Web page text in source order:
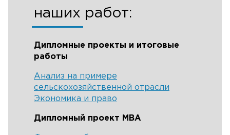
наших работ:
Дипломные проекты и итоговые
работы
Анализ на примере
сельскохозяйственной отрасли
Экономика и право
Дипломный проект MBA